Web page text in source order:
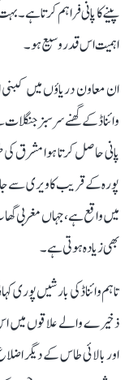
پینے کا پانی فراہم کرتا ہے۔
اہمیت اس قدر وسیع ہو۔
ان معاون دریاؤں میں
وائناڈ کے گھنے سرسبز جنگلات
پانی حاصل کرتا ہوا مشرق
پورہ کے قریب کاویری سے
بھی زیادہ ہوتی ہے۔
تاہم وائناڈ کی بارشیں پوری
ذخیرے والے علاقوں میں اس
اور بالائی طاس کے دیگر